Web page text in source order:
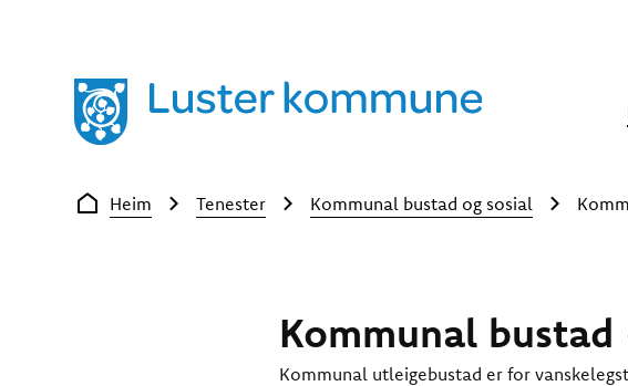
Du er her:
Heim Tenester Kommunal bustad og sosial
Kommunal
Kommunal utleigebustad er for